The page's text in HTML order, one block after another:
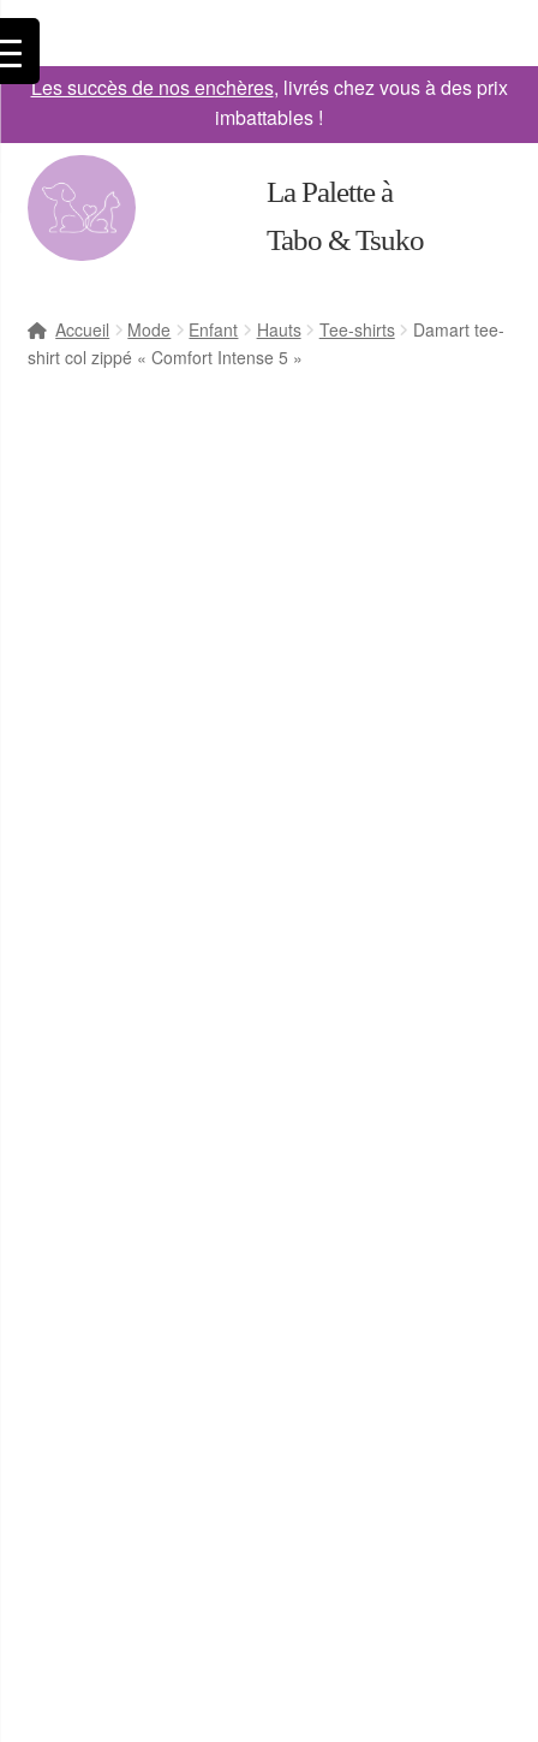
Les succès de nos enchères, livrés chez vous à des prix
imbattables !
La Palette à
Tabo & Tsuko
Accueil Mode Enfant Hauts Tee-shirts
Damart tee-
shirt col zippé « Comfort Intense 5 »